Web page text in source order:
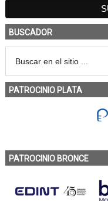
BUSCADOR
PATROCINIO PLATA
PATROCINIO BRONCE